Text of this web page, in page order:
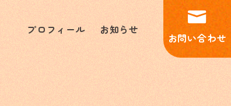
プロフィール お知らせ
お問い合わせ